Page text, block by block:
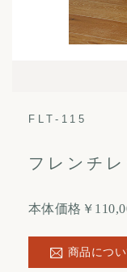
FLT-115
フレンチ
本体価格￥
商品につ